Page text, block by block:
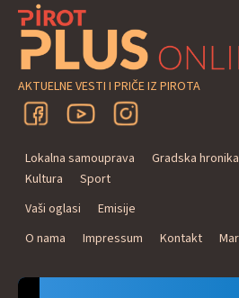
AKTUELNE VESTI I PRIČE IZ PIROTA
Lokalna samouprava Gradska hronika
Kultura
Sport
Vaši oglasi
Emisije
O nama
Impressum Kontakt